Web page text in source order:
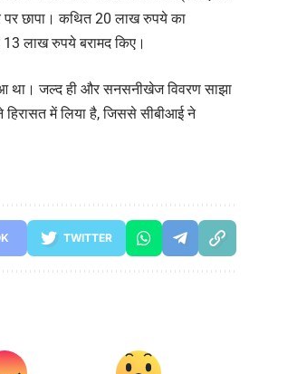
पर छापा। कथित 20 लाख रुपये का
13 लाख रुपये बरामद किए।
था। जल्द ही और सनसनीखेज विवरण साझा
में लिया है, जिससे सीबीआई ने
TWITTER